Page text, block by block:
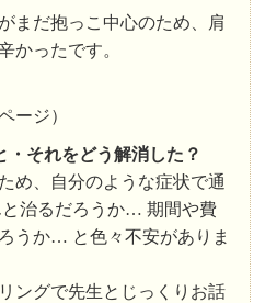
まだ抱っこ中心のため、肩
かったです。
ージ）
・それをどう解消した？
め、自分のような症状で通
治るだろうか… 期間や費
うか… と色々不安がありま
ングで先生とじっくりお話